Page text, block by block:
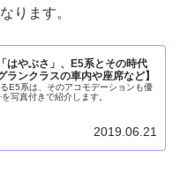
ります。
はやぶさ」、E5系とその時代
ランクラスの車内や座席など】
E5系は、そのアコモデーションも優
写真付きで紹介します。
2019.06.21